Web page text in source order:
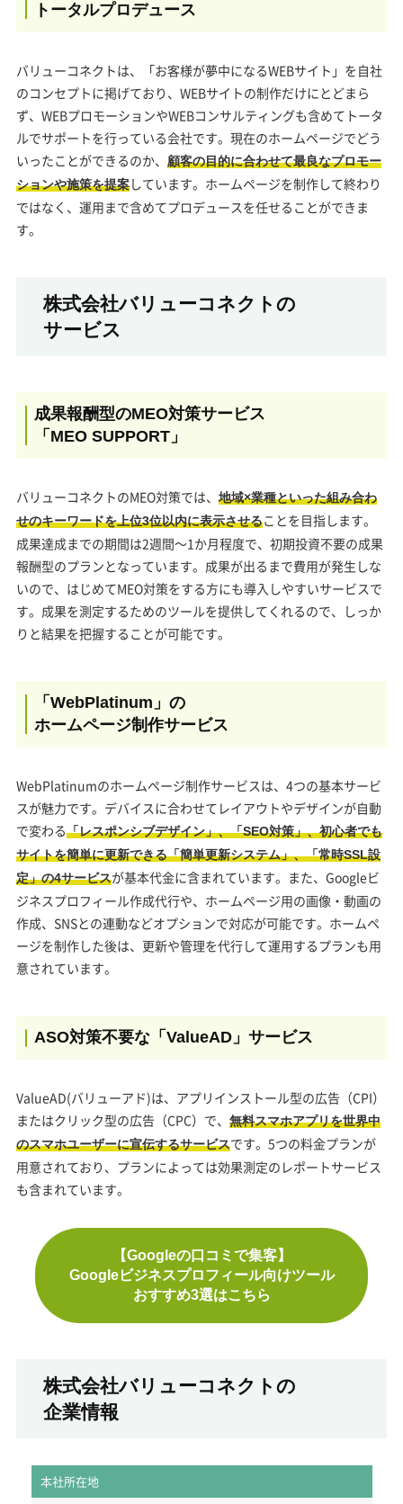
トータルプロデュース
バリューコネクトは、「お客様が夢中になるWEBサイト」を自社
のコンセプトに掲げており、WEBサイトの制作だけにとどまら
ず、WEBプロモーションやWEBコンサルティングも含めてトータ
ルでサポートを行っている会社です。現在のホームページでどう
いったことができるのか、
顧客の目的に合わせて最良なプロモー
ションや施策を提案しています。ホームページを制作して終わり
ではなく、運用まで含めてプロデュースを任せることができま
す。
株式会社バリューコネクトの
サービス
成果報酬型のMEO対策サービス
「MEO SUPPORT」
バリューコネクトのMEO対策では、
地域×業種といった組み合わ
せのキーワードを上位3位以内に表示させることを目指します。
成果達成までの期間は2週間～1か月程度で、初期投資不要の成果
報酬型のプランとなっています。成果が出るまで費用が発生しな
いので、はじめてMEO対策をする方にも導入しやすいサービスで
す。成果を測定するためのツールを提供してくれるので、しっか
りと結果を把握することが可能です。
「WebPlatinum」の
ホームページ制作サービス
WebPlatinumのホームページ制作サービスは、4つの基本サービ
スが魅力です。デバイスに合わせてレイアウトやデザインが自動
で変わる「レスポンシブデザイン」、「SEO対策」、初心者でも
サイトを簡単に更新できる「簡単更新システム」、「常時SSL設
定」の4サービスが基本代金に含まれています。また、Googleビ
ジネスプロフィール作成代行や、ホームページ用の画像・動画の
作成、SNSとの連動などオプションで対応が可能です。ホームペ
ージを制作した後は、更新や管理を代行して運用するプランも用
意されています。
ASO対策不要な「ValueAD」サービス
ValueAD(バリューアド)は、アプリインストール型の広告（CPI）
またはクリック型の広告（CPC）で、
無料スマホアプリを世界中
のスマホユーザーに宣伝するサービスです。5つの料金プランが
用意されており、プランによっては効果測定のレポートサービス
も含まれています。
【Googleの口コミで集客】
Googleビジネスプロフィール向けツール
おすすめ3選はこちら
株式会社バリューコネクトの
企業情報
本社所在地